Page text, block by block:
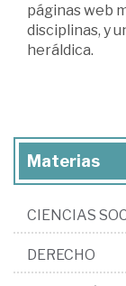
páginas web
disciplinas, y
heráldica.
Materias
CIENCIAS
DERECHO